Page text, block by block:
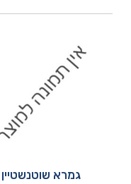
גמרא שוטנשטיין